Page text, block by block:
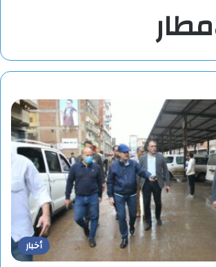
أخبار